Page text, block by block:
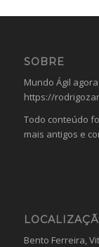
SOBRE
Mundo Ágil
https://
Todo conteúdo
mais antigos e
Bento Ferreira,